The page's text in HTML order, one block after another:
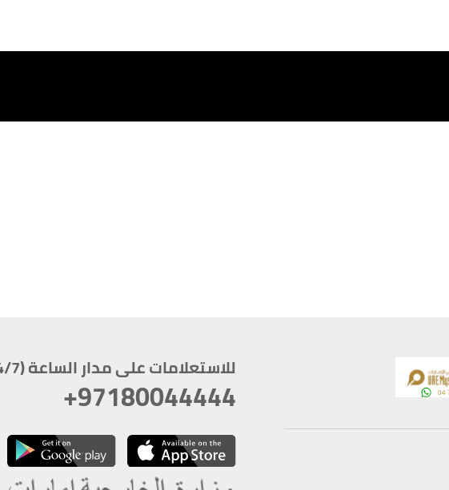
للاستعلامات على مدار الساعة (24/7)
+97180044444